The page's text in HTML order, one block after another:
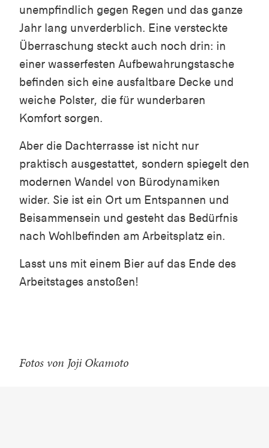
unempfindlich gegen Regen und das ganze
Jahr lang unverderblich. Eine versteckte
Überraschung steckt auch noch drin: in
einer wasserfesten Aufbewahrungstasche
befinden sich eine ausfaltbare Decke und
weiche Polster, die für wunderbaren
Komfort sorgen.
Aber die Dachterrasse ist nicht nur
praktisch ausgestattet, sondern spiegelt den
modernen Wandel von Bürodynamiken
wider. Sie ist ein Ort um Entspannen und
Beisammensein und gesteht das Bedürfnis
nach Wohlbefinden am Arbeitsplatz ein.
Lasst uns mit einem Bier auf das Ende des
Arbeitstages anstoßen!
Fotos von Joji Okamoto